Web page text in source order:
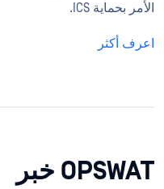
الأمر بحماية ICS.
اعرف أكثر
OPSWAT خبر